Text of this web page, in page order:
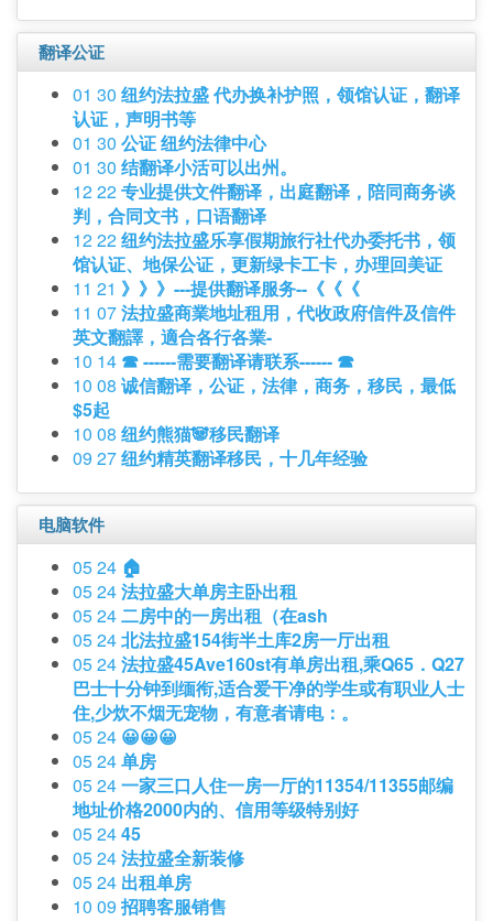
翻译公证
01 30 纽约法拉盛 代办换补护照，领馆认证，翻译
认证，声明书等
01 30 公证 纽约法律中心
01 30 结翻译小活可以出州。
12 22专业提供文件翻译，出庭翻译，陪同商务谈
判，合同文书，口语翻译
12 22纽约法拉盛乐享假期旅行社代办委托书，领
馆认证、地保公证，更新绿卡工卡，办理回美证
11 21 》》》---提供翻译服务--《《《
11 07法拉盛商業地址租用，代收政府信件及信件
英文翻譯，適合各行各業-
10 14 ☎ ------需要翻译请联系------ ☎
10 08 诚信翻译，公证，法律，商务，移民，最低
$5起
10 08 纽约熊猫🐼移民翻译
09 27纽约精英翻译移民，十几年经验
电脑软件
05 24 🏠
05 24法拉盛大单房主卧出租
05 24二房中的一房出租（在ash
05 24北法拉盛154街半土库2房一厅出租
05 24法拉盛45Ave160st有单房出租,乘Q65．Q27
巴士十分钟到缅衔,适合爱干净的学生或有职业人士
住,少炊不烟无宠物，有意者请电：。
05 24 😀😀😀
05 24单房
05 24一家三口人住一房一厅的11354/11355邮编
地址价格2000内的、信用等级特别好
05 2445
05 24法拉盛全新装修
05 24 出租单房
10 09 招聘客服销售